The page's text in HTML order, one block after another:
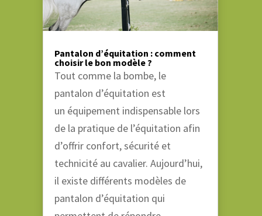
Pantalon d’équitation : comment
choisir le bon modèle ?
Tout comme la bombe, le
pantalon d’équitation est
un équipement indispensable lors
de la pratique de l’équitation afin
d’offrir confort, sécurité et
technicité au cavalier. Aujourd’hui,
il existe différents modèles de
pantalon d’équitation qui